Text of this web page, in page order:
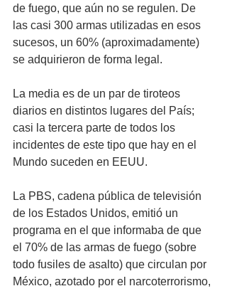
de fuego, que aún no se regulen. De
las casi 300 armas utilizadas en esos
sucesos, un 60% (aproximadamente)
se adquirieron de forma legal.
La media es de un par de tiroteos
diarios en distintos lugares del País;
casi la tercera parte de todos los
incidentes de este tipo que hay en el
Mundo suceden en EEUU.
La PBS, cadena pública de televisión
de los Estados Unidos, emitió un
programa en el que informaba de que
el 70% de las armas de fuego (sobre
todo fusiles de asalto) que circulan por
México, azotado por el narcoterrorismo,